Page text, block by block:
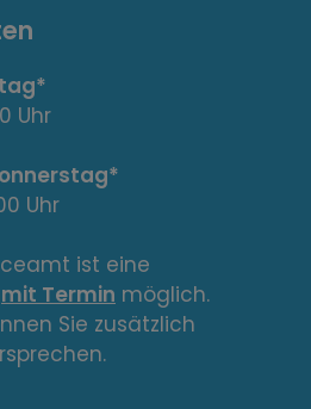
Uhr
Uhr
ist eine
mit Termin möglich.
Sie zusätzlich